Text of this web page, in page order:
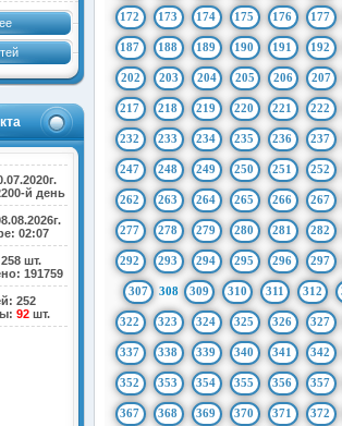
й день
02:07
шт.
191759
252
92шт.
172 173 174 175 176 177
187 188 189 190 191 192
202 203 204 205 206 207
217 218 219 220 221 222
232 233 234 235 236 237
247 248 249 250 251 252
262 263 264 265 266 267
277 278 279 280 281 282
292 293 294 295 296 297
307 308 309 310 311 312
322 323 324 325 326 327
337 338 339 340 341 342
352 353 354 355 356 357
367 368 369 370 371 372